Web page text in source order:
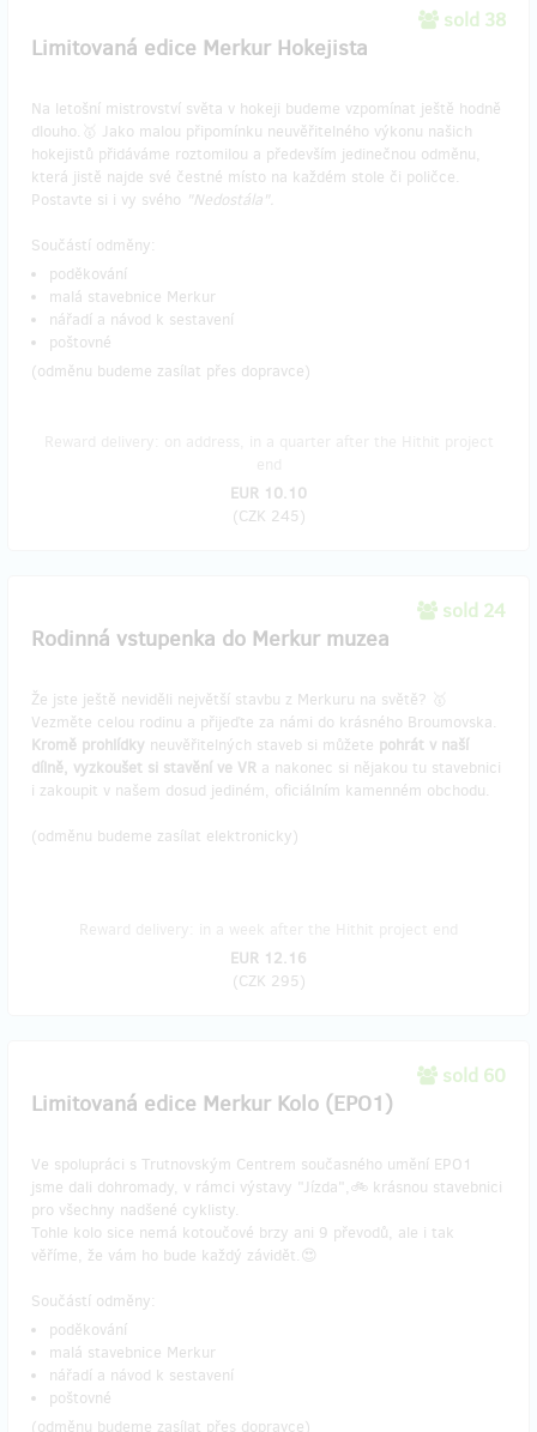
sold 38
Limitovaná edice Merkur Hokejista
Na letošní mistrovství světa v hokeji budeme vzpomínat ještě hodně
dlouho.🥇 Jako malou připomínku neuvěřitelného výkonu našich
hokejistů přidáváme roztomilou a především jedinečnou odměnu,
která jistě najde své čestné místo na každém stole či poličce.
Postavte si i vy svého "Nedostála".
Součástí odměny:
poděkování
malá stavebnice Merkur
nářadí a návod k sestavení
poštovné
(odměnu budeme zasílat přes dopravce)
EUR 10.10
(CZK 245)
sold 24
Rodinná vstupenka do Merkur muzea
Že jste ještě neviděli největší stavbu z Merkuru na světě? 🥇
Vezměte celou rodinu a přijeďte za námi do krásného Broumovska.
Kromě prohlídky neuvěřitelných staveb si můžete pohrát v naší
dílně, vyzkoušet si stavění ve VR a nakonec si nějakou tu stavebnici
i zakoupit v našem dosud jediném, oficiálním kamenném obchodu.
(odměnu budeme zasílat elektronicky)
EUR 12.16
(CZK 295)
sold 60
Limitovaná edice Merkur Kolo (EPO1)
Ve spolupráci s Trutnovským Centrem současného umění EPO1
jsme dali dohromady, v rámci výstavy "Jízda",🚲 krásnou stavebnici
pro všechny nadšené cyklisty.
Tohle kolo sice nemá kotoučové brzy ani 9 převodů, ale i tak
věříme, že vám ho bude každý závidět.😍
Součástí odměny:
poděkování
malá stavebnice Merkur
nářadí a návod k sestavení
poštovné
(odměnu budeme zasílat přes dopravce)